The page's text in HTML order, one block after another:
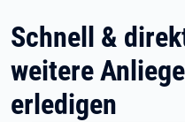
Schnell &
weitere
erledigen